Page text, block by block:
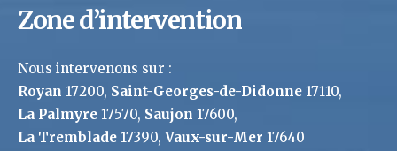
Zone d’intervention
Nous intervenons sur :
Royan 17200, Saint-Georges-de-Didonne 17110,
La Palmyre 17570, Saujon 17600,
La Tremblade 17390, Vaux-sur-Mer 17640